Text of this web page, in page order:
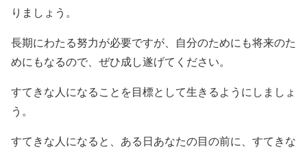
りましょう。
長期にわたる努力が必要ですが、自分のためにも将来のた
めにもなるので、ぜひ成し遂げてください。
すてきな人になることを目標として生きるようにしましょ
う。
すてきな人になると、ある日あなたの目の前に、すてきな